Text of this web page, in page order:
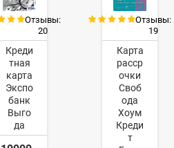
Отзывы:
20
Креди
тная
карта
Экспо
банк
Выго
да
Отзывы:
19
Карта
расср
очки
Своб
ода
Хоум
Креди
т